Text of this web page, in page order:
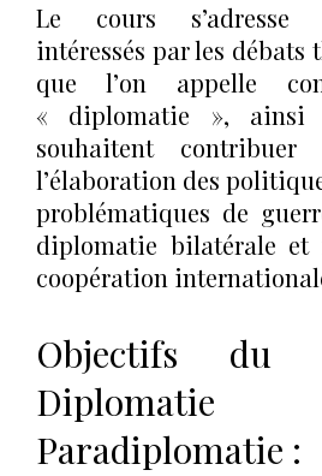
Le cours s’adresse
intéressés par les débats
que l’on appelle
« diplomatie », ainsi
souhaitent contribuer
l’élaboration des
problématiques de
diplomatie bilatérale et
coopération
Objectifs du
Paradiplomatie :